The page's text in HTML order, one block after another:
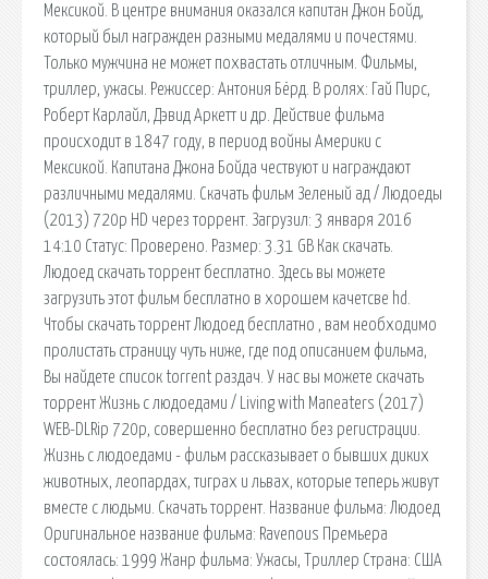
Мексикой. В центре внимания оказался капитан Джон Бойд,
который был награжден разными медалями и почестями.
Только мужчина не может похвастать отличным. Фильмы,
триллер, ужасы. Режиссер: Антония Бёрд. В ролях: Гай Пирс,
Роберт Карлайл, Дэвид Аркетт и др. Действие фильма
происходит в 1847 году, в период войны Америки с
Мексикой. Капитана Джона Бойда чествуют и награждают
различными медалями. Скачать фильм Зеленый ад / Людоеды
(2013) 720p HD через торрент. Загрузил: 3 января 2016
14:10 Статус: Проверено. Размер: 3.31 GB Как скачать.
Людоед скачать торрент бесплатно. Здесь вы можете
загрузить этот фильм бесплатно в хорошем качетсве hd.
Чтобы скачать торрент Людоед бесплатно , вам необходимо
пролистать страницу чуть ниже, где под описанием фильма,
Вы найдете список torrent раздач. У нас вы можете скачать
торрент Жизнь с людоедами / Living with Maneaters (2017)
WEB-DLRip 720p, совершенно бесплатно без регистрации.
Жизнь с людоедами - фильм рассказывает о бывших диких
животных, леопардах, тиграх и львах, которые теперь живут
вместе с людьми. Скачать торрент. Название фильма: Людоед
Оригинальное название фильма: Ravenous Премьера
состоялась: 1999 Жанр фильма: Ужасы, Триллер Страна: США